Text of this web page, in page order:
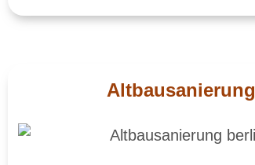
Altbausanierung